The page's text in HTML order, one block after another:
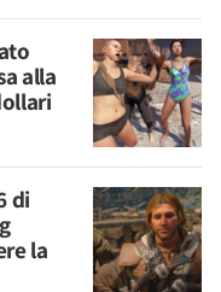
alla
di
la